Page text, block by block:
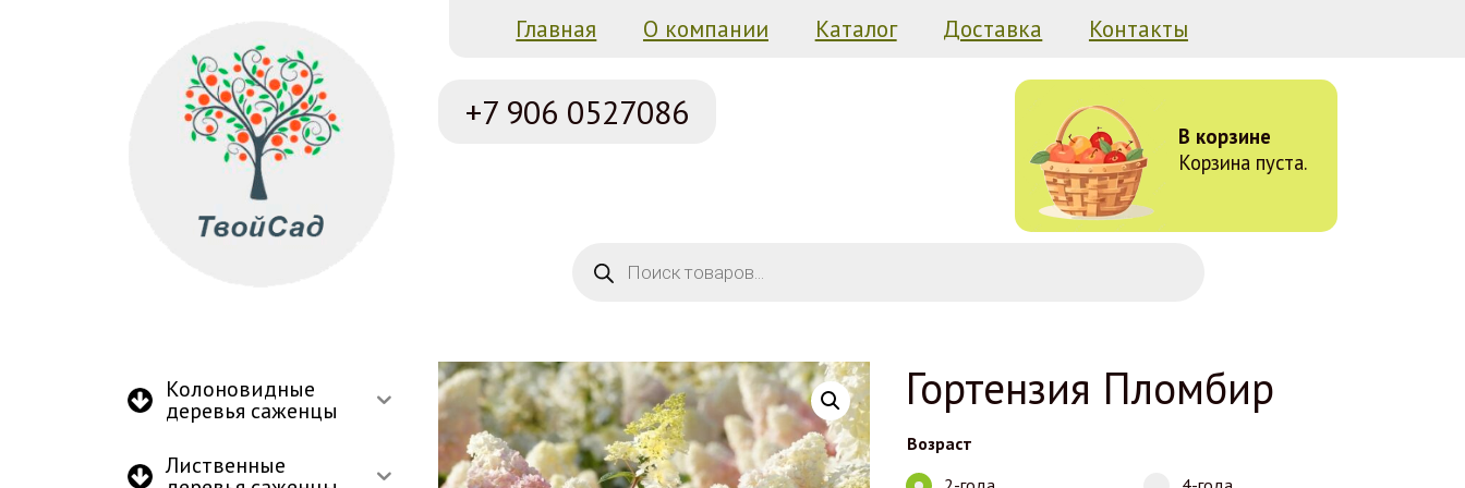
Главная О компании Каталог Доставка Контакты
+7 906 0527086
В корзине
Корзина пуста.
Колоновидные
деревья саженцы
Лиственные
Гортензия Пломбир
Возраст